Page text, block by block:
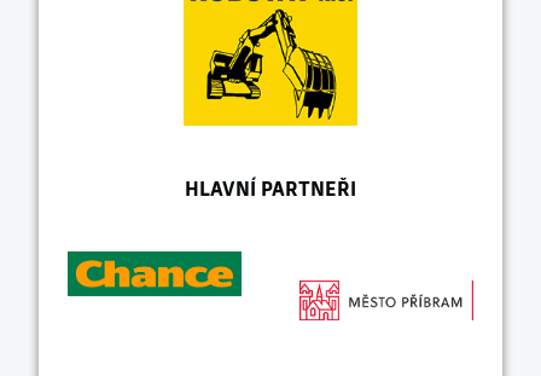
HLAVNÍ PARTNEŘI